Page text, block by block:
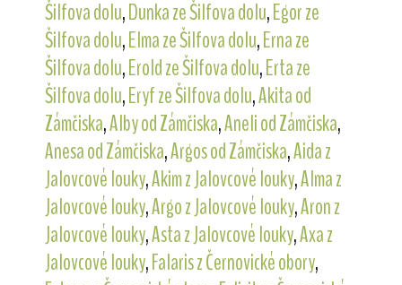
Šilfova dolu,Dunka ze Šilfova dolu,Egor ze
Šilfova dolu,Elma ze Šilfova dolu,Erna ze
Šilfova dolu,Erold ze Šilfova dolu,Erta ze
Šilfova dolu,Eryf ze Šilfova dolu,Akita od
Zámčiska,Alby od Zámčiska,Aneli od Zámčiska,
Anesa od Zámčiska,Argos od Zámčiska,Aida z
Jalovcové louky,Akim z Jalovcové louky,Alma z
Jalovcové louky,Argo z Jalovcové louky,Aron z
Jalovcové louky,Asta z Jalovcové louky,Axa z
Jalovcové louky,Falaris z Černovické obory,